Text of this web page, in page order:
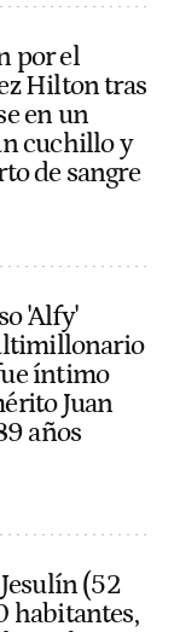
por el
Hilton tras
en un
cuchillo y
de sangre
'Alfy'
íntimo
Juan
años
(52
habitantes,